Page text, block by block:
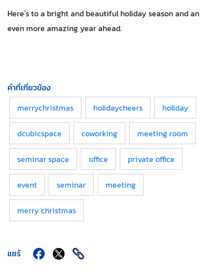
Here’s to a bright and beautiful holiday season and an
even more amazing year ahead.
คำที่เกี่ยวข้อง
merrychristmas
holidaycheers holiday
dcubicspace coworking meeting room
seminar space office private office
event seminar meeting
merry christmas
แชร์